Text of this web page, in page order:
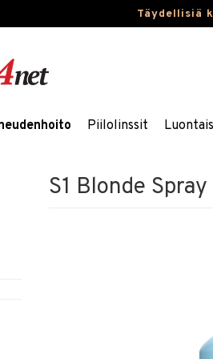
Täydellisiä
Piilolinssit
S1 Blonde Spray